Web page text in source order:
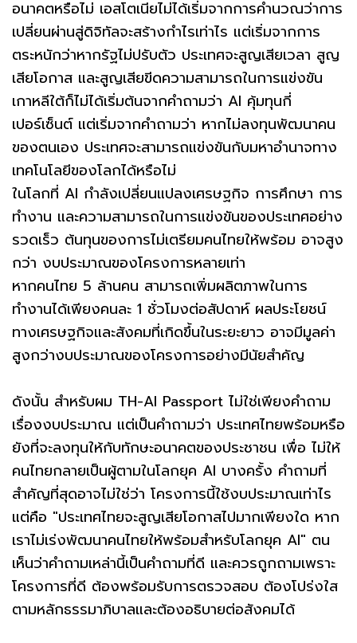
อนาคตหรือไม่ เอสโตเนียไม่ได้เริ่มจากการคำนวณว่าการ
เปลี่ยนผ่านสู่ดิจิทัลจะสร้างกำไรเท่าไร แต่เริ่มจากการ
ตระหนักว่าหากรัฐไม่ปรับตัว ประเทศจะสูญเสียเวลา สูญ
เสียโอกาส และสูญเสียขีดความสามารถในการแข่งขัน
เกาหลีใต้ก็ไม่ได้เริ่มต้นจากคำถามว่า AI คุ้มทุนกี่
เปอร์เซ็นต์ แต่เริ่มจากคำถามว่า หากไม่ลงทุนพัฒนาคน
ของตนเอง ประเทศจะสามารถแข่งขันกับมหาอำนาจทาง
เทคโนโลยีของโลกได้หรือไม่
ในโลกที่ AI กำลังเปลี่ยนแปลงเศรษฐกิจ การศึกษา การ
ทำงาน และความสามารถในการแข่งขันของประเทศอย่าง
รวดเร็ว ต้นทุนของการไม่เตรียมคนไทยให้พร้อม อาจสูง
กว่า งบประมาณของโครงการหลายเท่า
หากคนไทย 5 ล้านคน สามารถเพิ่มผลิตภาพในการ
ทำงานได้เพียงคนละ 1 ชั่วโมงต่อสัปดาห์ ผลประโยชน์
ทางเศรษฐกิจและสังคมที่เกิดขึ้นในระยะยาว อาจมีมูลค่า
สูงกว่างบประมาณของโครงการอย่างมีนัยสำคัญ
ดังนั้น สำหรับผม TH-AI Passport ไม่ใช่เพียงคำถาม
เรื่องงบประมาณ แต่เป็นคำถามว่า ประเทศไทยพร้อมหรือ
ยังที่จะลงทุนให้กับทักษะอนาคตของประชาชน เพื่อ ไม่ให้
คนไทยกลายเป็นผู้ตามในโลกยุค AI บางครั้ง คำถามที่
สำคัญที่สุดอาจไม่ใช่ว่า โครงการนี้ใช้งบประมาณเท่าไร
แต่คือ "ประเทศไทยจะสูญเสียโอกาสไปมากเพียงใด หาก
เราไม่เร่งพัฒนาคนไทยให้พร้อมสำหรับโลกยุค AI" ตน
เห็นว่าคำถามเหล่านี้เป็นคำถามที่ดี และควรถูกถามเพราะ
โครงการที่ดี ต้องพร้อมรับการตรวจสอบ ต้องโปร่งใส
ตามหลักธรรมาภิบาลและต้องอธิบายต่อสังคมได้